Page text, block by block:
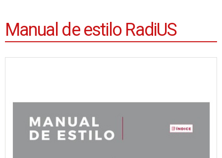
Manual de estilo RadiUS